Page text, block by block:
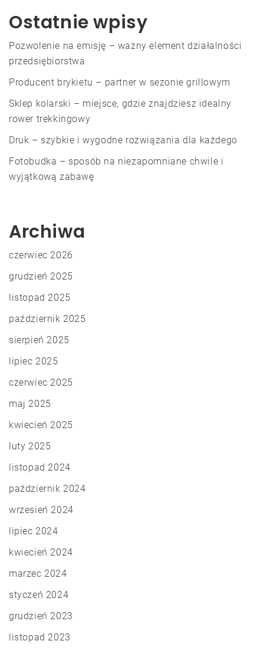
Ostatnie wpisy
Pozwolenie na emisję – ważny element działalności
przedsiębiorstwa
Producent brykietu – partner w sezonie grillowym
Sklep kolarski – miejsce, gdzie znajdziesz idealny
rower trekkingowy
Druk – szybkie i wygodne rozwiązania dla każdego
Fotobudka – sposób na niezapomniane chwile i
wyjątkową zabawę
Archiwa
czerwiec 2026
grudzień 2025
listopad 2025
październik 2025
sierpień 2025
lipiec 2025
czerwiec 2025
maj 2025
kwiecień 2025
luty 2025
listopad 2024
październik 2024
wrzesień 2024
lipiec 2024
kwiecień 2024
marzec 2024
styczeń 2024
grudzień 2023
listopad 2023